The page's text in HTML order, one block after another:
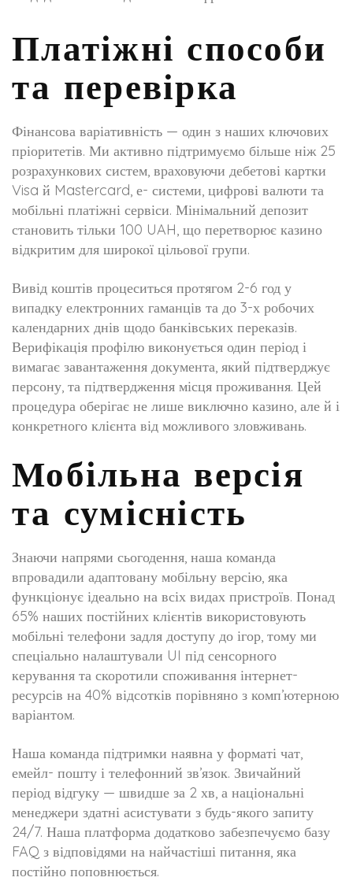
Платіжні способи
та перевірка
Фінансова варіативність — один з наших ключових
пріоритетів. Ми активно підтримуємо більше ніж 25
розрахункових систем, враховуючи дебетові картки
Visa й Mastercard, е- системи, цифрові валюти та
мобільні платіжні сервіси. Мінімальний депозит
становить тільки 100 UAH, що перетворює казино
відкритим для широкої цільової групи.
Вивід коштів процеситься протягом 2-6 год у
випадку електронних гаманців та до 3-х робочих
календарних днів щодо банківських переказів.
Верифікація профілю виконується один період і
вимагає завантаження документа, який підтверджує
персону, та підтвердження місця проживання. Цей
процедура оберігає не лише виключно казино, але й і
конкретного клієнта від можливого зловживань.
Мобільна версія
та сумісність
Знаючи напрями сьогодення, наша команда
впровадили адаптовану мобільну версію, яка
функціонує ідеально на всіх видах пристроїв. Понад
65% наших постійних клієнтів використовують
мобільні телефони задля доступу до ігор, тому ми
спеціально налаштували UI під сенсорного
керування та скоротили споживання інтернет-
ресурсів на 40% відсотків порівняно з комп’ютерною
варіантом.
Наша команда підтримки наявна у форматі чат,
емейл- пошту і телефонний зв’язок. Звичайний
період відгуку — швидше за 2 хв, а національні
менеджери здатні асистувати з будь-якого запиту
24/7. Наша платформа додатково забезпечуємо базу
FAQ з відповідями на найчастіші питання, яка
постійно поповнюється.